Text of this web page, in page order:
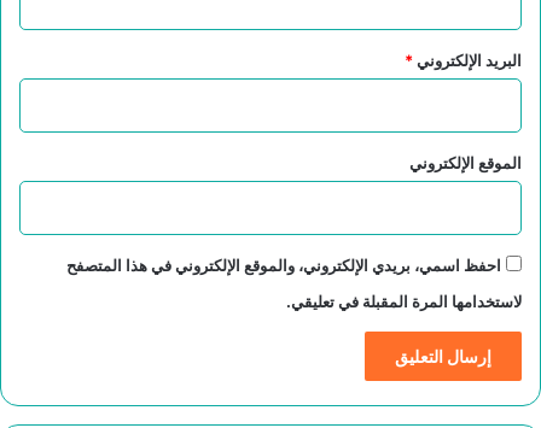
البريد الإلكتروني*
الموقع الإلكتروني
احفظ اسمي، بريدي الإلكتروني، والموقع الإلكتروني في هذا المتصفح
لاستخدامها المرة المقبلة في تعليقي.